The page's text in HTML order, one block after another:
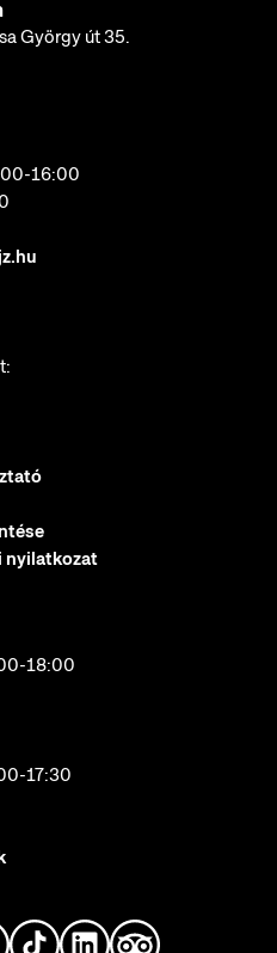
György út 35.
16:00
nyilatkozat
18:00
17:30